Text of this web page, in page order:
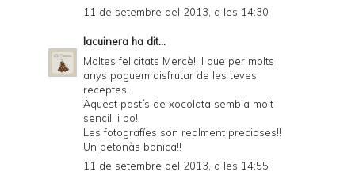
11 de setembre del 2013, a les 14:30
lacuinera ha dit...
Moltes felicitats Mercè!! I que per molts
anys poguem disfrutar de les teves
receptes!
Aquest pastís de xocolata sembla molt
sencill i bo!!
Les fotografíes son realment precioses!!
Un petonàs bonica!!
11 de setembre del 2013, a les 14:55